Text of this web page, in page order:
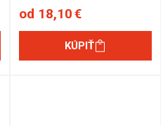
od 18,10 €
KÚPIŤ